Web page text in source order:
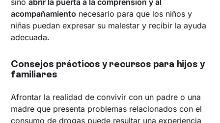
sinoabrir la puerta a la comprensión y al
acompañamiento necesario para que los niños y
niñas puedan expresar su malestar y recibir la ayuda
adecuada.
Consejos prácticos y recursos para hijos y
familiares
Afrontar la realidad de convivir con un padre o una
madre que presenta problemas relacionados con el
consumo de drogas puede resultar una experiencia